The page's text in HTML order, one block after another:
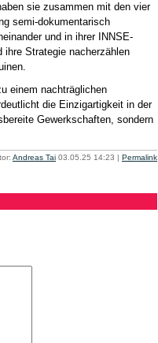
sie zusammen mit den vier
semi-dokumentarisch
und in ihrer INNSE-
Strategie nacherzählen
einem nachträglichen
die Einzigartigkeit in der
Gewerkschaften, sondern
Andreas Tai 03.05.25 14:23 | Permalink